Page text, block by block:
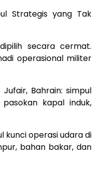
Strategis yang Tak
secara cermat.
operasional militer
Bahrain: simpul
kapal induk,
kunci operasi udara di
bahan bakar, dan